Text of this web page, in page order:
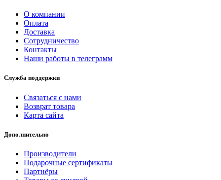
О компании
Оплата
Доставка
Сотрудничество
Контакты
Наши работы в телеграмм
Служба поддержки
Связаться с нами
Возврат товара
Карта сайта
Дополнительно
Производители
Подарочные сертификаты
Партнёры